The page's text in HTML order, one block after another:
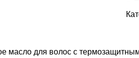
масло для волос с